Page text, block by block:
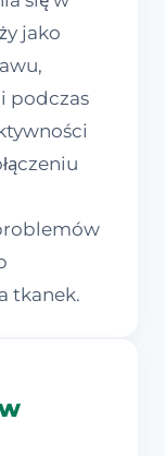
jako
podczas
tkanek.